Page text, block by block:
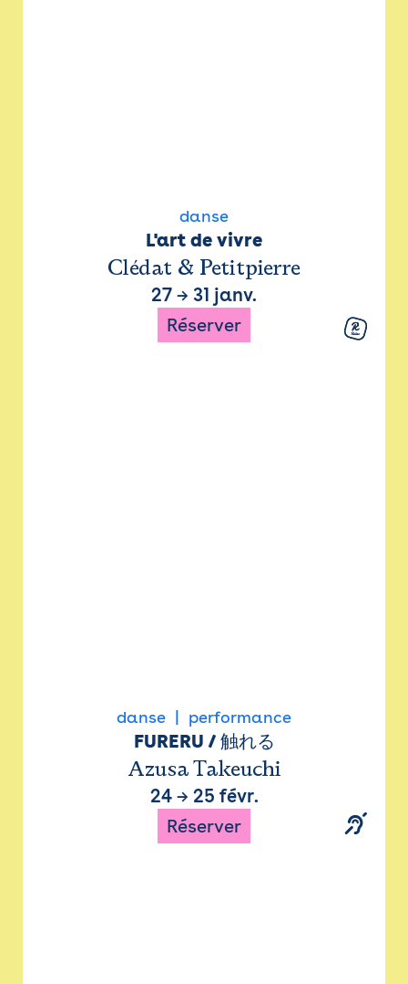
danse
L'art de vivre
Clédat & Petitpierre
27 → 31 janv.
Réserver
danse performance
FURERU / 触れる
Azusa Takeuchi
24→ 25 févr.
Réserver